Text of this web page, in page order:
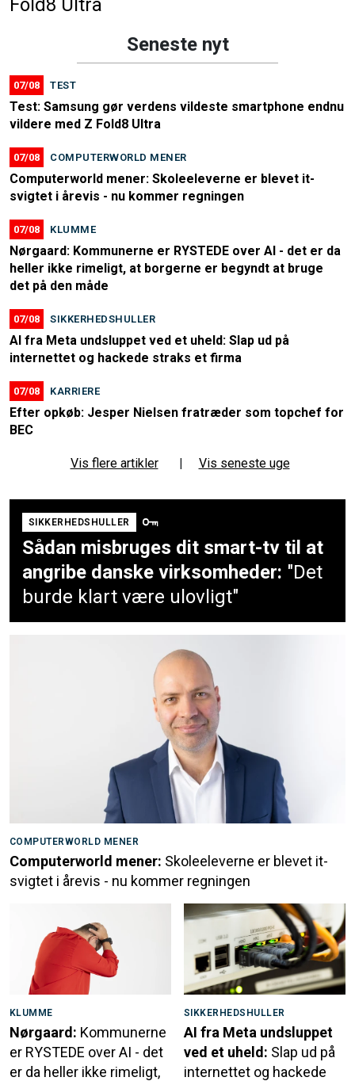
Fold8 Ultra
Seneste nyt
07/08 TEST
Test: Samsung gør verdens vildeste smartphone endnu
vildere med Z Fold8 Ultra
07/08 COMPUTERWORLD MENER
Computerworld mener: Skoleeleverne er blevet it-
svigtet i årevis - nu kommer regningen
07/08 KLUMME
Nørgaard: Kommunerne er RYSTEDE over AI - det er da
heller ikke rimeligt, at borgerne er begyndt at bruge
det på den måde
07/08 SIKKERHEDSHULLER
AI fra Meta undsluppet ved et uheld: Slap ud på
internettet og hackede straks et firma
07/08 KARRIERE
Efter opkøb: Jesper Nielsen fratræder som topchef for
BEC
Vis flere artikler | Vis seneste uge
SIKKERHEDSHULLER
Sådan misbruges dit smart-tv til at
angribe danske virksomheder: "Det
burde klart være ulovligt"
COMPUTERWORLD MENER
Computerworld mener: Skoleeleverne er blevet it-
svigtet i årevis - nu kommer regningen
KLUMME
Nørgaard: Kommunerne
er RYSTEDE over AI - det
er da heller ikke rimeligt,
SIKKERHEDSHULLER
AI fra Meta undsluppet
ved et uheld: Slap ud på
internettet og hackede